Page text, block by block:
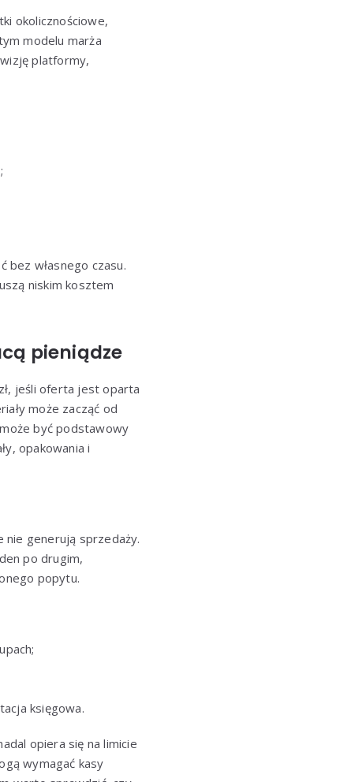
okolicznościowe,
modelu marża
platformy,
bez własnego czasu.
niskim kosztem
pieniądze
jeśli oferta jest oparta
może zacząć od
być podstawowy
opakowania i
nie generują sprzedaży.
po drugim,
popytu.
księgowa.
opiera się na limicie
wymagać kasy